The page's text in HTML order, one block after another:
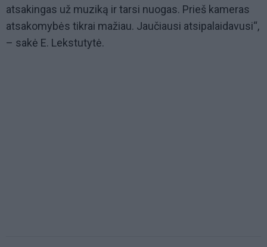
atsakingas už muziką ir tarsi nuogas. Prieš kameras
atsakomybės tikrai mažiau. Jaučiausi atsipalaidavusi“,
– sakė E. Lekstutytė.